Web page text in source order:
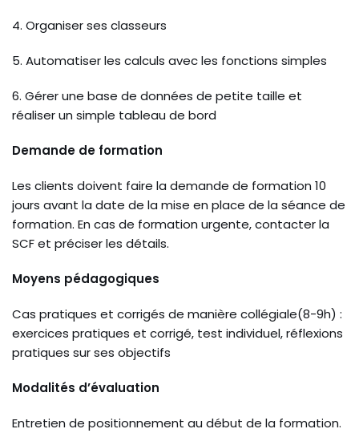
4. Organiser ses classeurs
5. Automatiser les calculs avec les fonctions simples
6. Gérer une base de données de petite taille et
réaliser un simple tableau de bord
Demande de formation
Les clients doivent faire la demande de formation 10
jours avant la date de la mise en place de la séance de
formation. En cas de formation urgente, contacter la
SCF et préciser les détails.
Moyens pédagogiques
Cas pratiques et corrigés de manière collégiale(8-9h) :
exercices pratiques et corrigé, test individuel, réflexions
pratiques sur ses objectifs
Modalités d’évaluation
Entretien de positionnement au début de la formation.